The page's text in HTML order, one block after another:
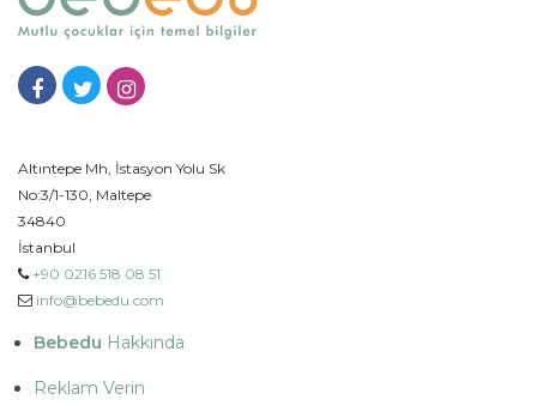
Altıntepe Mh, İstasyon Yolu Sk
No:3/1-130, Maltepe
34840
İstanbul
+90 0216 518 08 51
info@bebedu.com
Bebedu Hakkında
Reklam Verin